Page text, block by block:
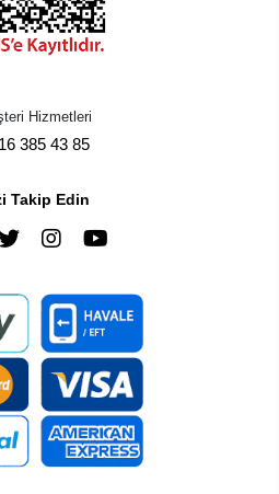
Hizmetleri
385 43 85
Takip Edin